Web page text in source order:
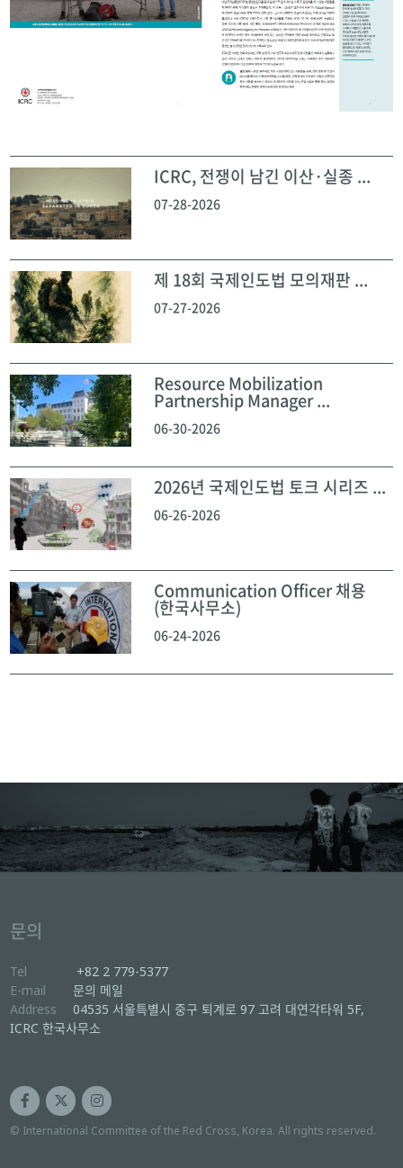
ICRC, 전쟁이 남긴 이산·실종 ...
07-28-2026
제 18회 국제인도법 모의재판 ...
07-27-2026
Resource Mobilization
Partnership Manager ...
06-30-2026
2026년 국제인도법 토크 시리즈 ...
06-26-2026
Communication Officer 채용
(한국사무소)
06-24-2026
문의
Tel
+82 2 779-5377
E-mail
문의 메일
Address
04535 서울특별시 중구 퇴계로 97 고려 대연각타워 5F,
ICRC 한국사무소
© International Committee of the Red Cross, Korea. All rights reserved.